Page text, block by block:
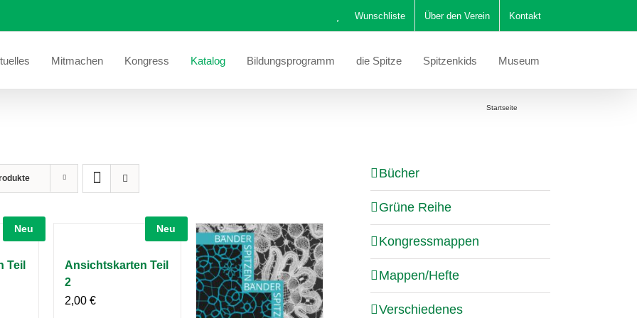
Wunschliste Über den Verein Kontakt
Mitmachen Kongress Katalog Bildungsprogramm die Spitze Spitzenkids Museum
Startseite
Neu
Teil
Neu
Ansichtskarten Teil
2
2,00 €
Bücher
Grüne Reihe
Kongressmappen
Mappen/Hefte
Verschiedenes